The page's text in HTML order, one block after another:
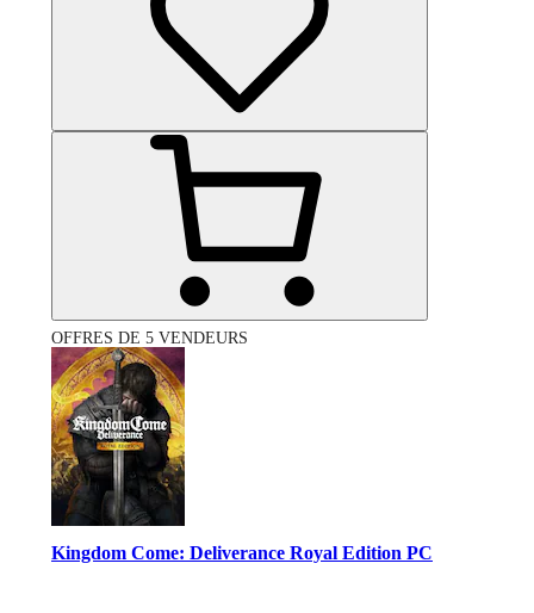
OFFRES DE 5 VENDEURS
Kingdom Come: Deliverance Royal Edition PC